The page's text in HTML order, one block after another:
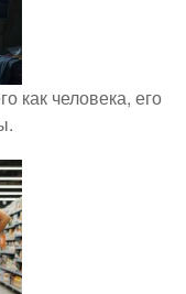
как человека, его